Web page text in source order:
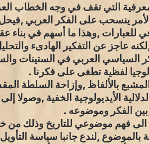
التي تقف في وجه الخطاب
ينسحب على الفكر العربي
للعبارات ,وهذا ما أسهم في بناء
عاجز عن التفكير الهادىء
السياسي العربي في الستينات
لفظية تطغى على فكرنا .
المشبع بالألفاظ ,وإزاحة السلطة
الأيديولوجية الخفية ,وصولا
الفكر وموضوعه .
الى فهم موضوعي للتاريخ وذلك من
,لندع جانبا سياسة